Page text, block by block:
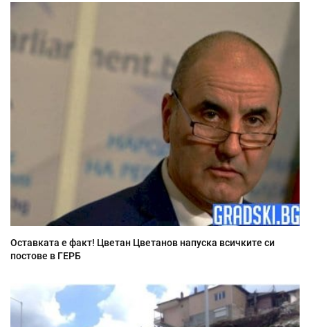
Оставката е факт! Цветан Цветанов напуска всичките си
постове в ГЕРБ